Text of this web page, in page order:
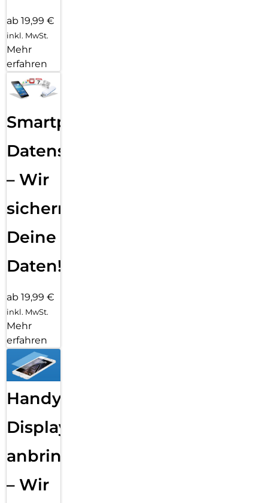
ab 19,99 €
inkl. MwSt.
Mehr
erfahren
Smartphone
Datensicherung
– Wir
sichern
Deine
Daten!
ab 19,99 €
inkl. MwSt.
Mehr
erfahren
Handy
Displayfolie
anbringen
– Wir